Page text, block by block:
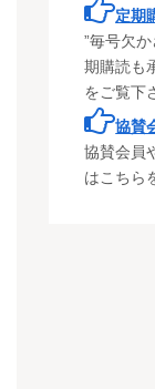
定期
”毎号欠
期購読も
をご覧下
協賛
協賛会員
はこちら